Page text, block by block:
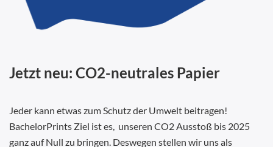
Jetzt neu: CO2-neutrales Papier
Jeder kann etwas zum Schutz der Umwelt beitragen!
BachelorPrints Ziel ist es, unseren CO2 Ausstoß bis 2025
ganz auf Null zu bringen. Deswegen stellen wir uns als